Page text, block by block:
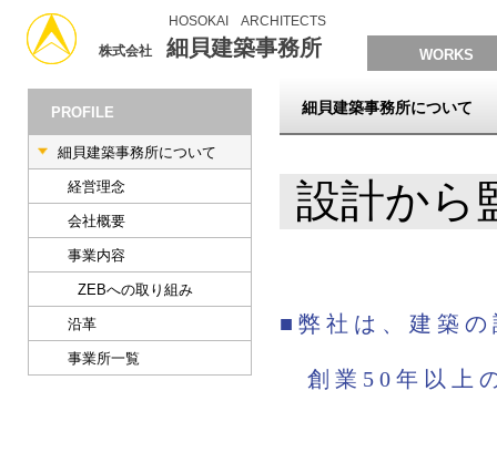
HOSOKAI ARCHITECTS
株式会社
細貝建築事務所 WORKS
PROFILE
細貝建築事務所について
経営理念
会社概要
事業内容
ZEBへの取り組み
沿革
事業所一覧
細貝建築事務所について
設計から
■弊社は、建築
創業50年以上